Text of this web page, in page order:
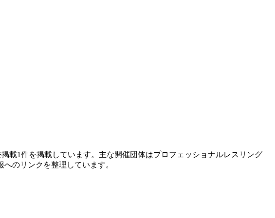
載1件を掲載しています。主な開催団体はプロフェッショナルレスリング
のリンクを整理しています。